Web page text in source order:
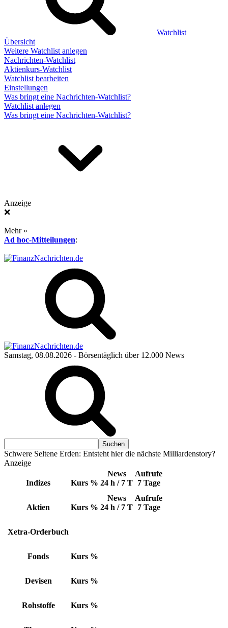
Watchlist
Übersicht
Weitere Watchlist anlegen
Nachrichten-Watchlist
Aktienkurs-Watchlist
Watchlist bearbeiten
Einstellungen
Was bringt eine Nachrichten-Watchlist?
Watchlist anlegen
Was bringt eine Nachrichten-Watchlist?
Anzeige
❌
Mehr »
Ad hoc-Mitteilungen:
Samstag, 08.08.2026 - Börsentäglich über 12.000 News
Schwere Seltene Erden: Entsteht hier die nächste Milliardenstory?
Anzeige
Indizes Kurs %
News
24 h / 7 T
Aufrufe
7 Tage
Aktien Kurs %
News
24 h / 7 T
Aufrufe
7 Tage
Xetra-Orderbuch
Fonds Kurs %
Devisen Kurs %
Rohstoffe Kurs %